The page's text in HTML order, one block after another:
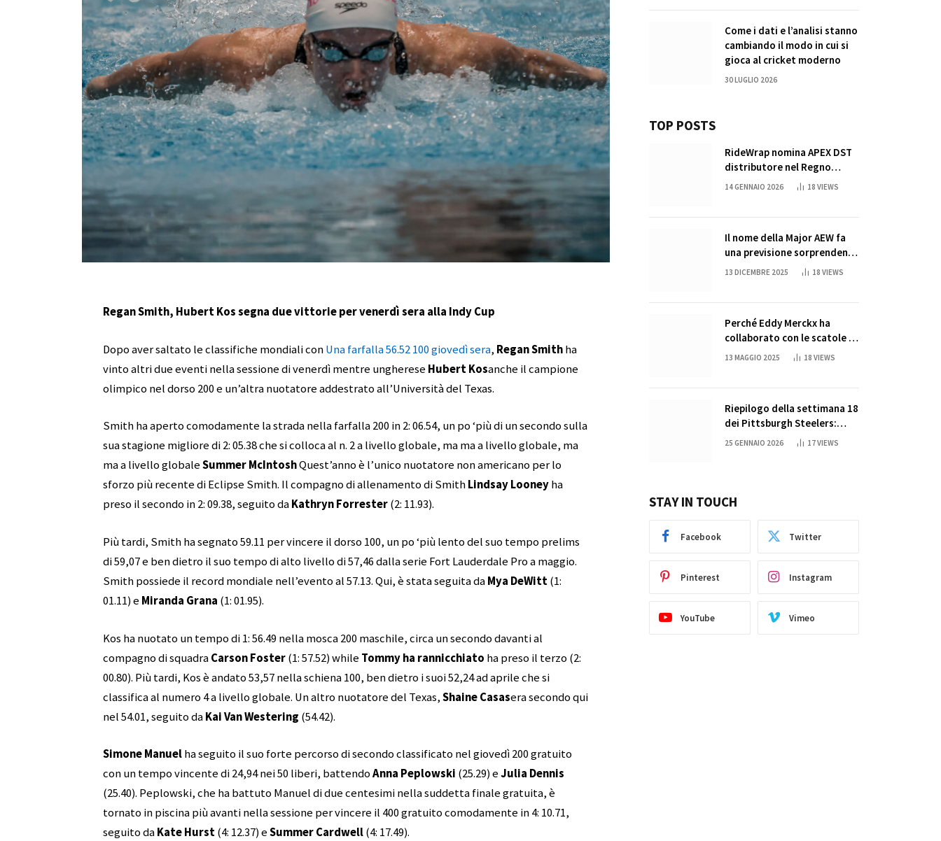
Regan Smith, Hubert Kos segna due vittorie per venerdì sera alla Indy Cup
Dopo aver saltato le classifiche mondiali conUna farfalla 56.52 100 giovedì sera, Regan Smithha
vinto altri due eventi nella sessione di venerdì mentre ungherese Hubert Kosanche il campione
olimpico nel dorso 200 e un’altra nuotatore addestrato all’Università del Texas.
Smith ha aperto comodamente la strada nella farfalla 200 in 2: 06.54, un po ‘più di un secondo sulla
sua stagione migliore di 2: 05.38 che si colloca al n. 2 a livello globale, ma ma a livello globale, ma
ma a livello globaleSummer McIntoshQuest’anno è l’unico nuotatore non americano per lo
sforzo più recente di Eclipse Smith. Il compagno di allenamento di SmithLindsay Looneyha
preso il secondo in 2: 09.38, seguito daKathryn Forrester(2: 11.93).
Più tardi, Smith ha segnato 59.11 per vincere il dorso 100, un po ‘più lento del suo tempo prelims
di 59,07 e ben dietro il suo tempo di alto livello di 57,46 dalla serie Fort Lauderdale Pro a maggio.
Smith possiede il record mondiale nell’evento al 57.13. Qui, è stata seguita daMya DeWitt(1:
01.11) e Miranda Grana (1: 01.95).
Kos ha nuotato un tempo di 1: 56.49 nella mosca 200 maschile, circa un secondo davanti al
compagno di squadraCarson Foster(1: 57.52) while Tommy ha rannicchiato ha preso il terzo (2:
00.80). Più tardi, Kos è andato 53,57 nella schiena 100, ben dietro i suoi 52,24 ad aprile che si
classifica al numero 4 a livello globale. Un altro nuotatore del Texas,Shaine Casasera secondo qui
nel 54.01, seguito daKai Van Westering (54.42).
Simone Manuelha seguito il suo forte percorso di secondo classificato nel giovedì 200 gratuito
con un tempo vincente di 24,94 nei 50 liberi, battendoAnna Peplowski (25.29) eJulia Dennis
(25.40). Peplowski, che ha battuto Manuel di due centesimi nella suddetta finale gratuita, è
tornato in piscina più avanti nella sessione per vincere il 400 gratuito comodamente in 4: 10.71,
seguito daKate Hurst(4: 12.37) eSummer Cardwell(4: 17.49).
Come i dati e l’analisi stanno
cambiando il modo in cui si
gioca al cricket moderno
30 LUGLIO 2026
TOP POSTS
RideWrap nomina APEX DST
distributore nel Regno
Unito
14 GENNAIO 2026 18 VIEWS
Il nome della Major AEW fa
una previsione sorprendente
per la partita di ritiro di
13 DICEMBRE 2025 18 VIEWS
Perché Eddy Merckx ha
collaborato con le scatole di
succo di Sun Capri
13 MAGGIO 2025 18 VIEWS
Riepilogo della settimana 18
dei Pittsburgh Steelers:
credi nei miracoli?
25 GENNAIO 2026 17VIEWS
STAY IN TOUCH
Facebook Twitter
Pinterest Instagram
YouTube Vimeo